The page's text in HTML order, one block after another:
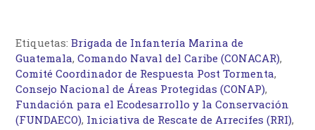
Etiquetas:Brigada de Infantería Marina de
Guatemala,Comando Naval del Caribe (CONACAR),
Comité Coordinador de Respuesta Post Tormenta,
Consejo Nacional de Áreas Protegidas (CONAP),
Fundación para el Ecodesarrollo y la Conservación
(FUNDAECO), Iniciativa de Rescate de Arrecifes (RRI),